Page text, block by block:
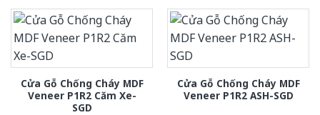
Cửa Gỗ Chống Cháy MDF
Veneer P1R2 Căm Xe-
SGD
Cửa Gỗ Chống Cháy MDF
Veneer P1R2 ASH-SGD